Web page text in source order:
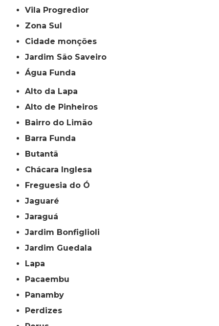
Vila Progredior
Zona Sul
cidade monções
jardim São Saveiro
Água Funda
Alto da Lapa
Alto de Pinheiros
Bairro do Limão
Barra Funda
Butantã
Chácara Inglesa
Freguesia do Ó
Jaguaré
Jaraguá
Jardim Bonfiglioli
Jardim Guedala
Lapa
Pacaembu
Panamby
Perdizes